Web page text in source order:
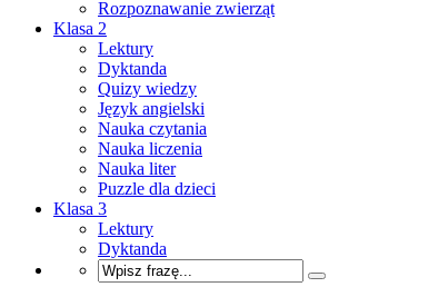
Rozpoznawanie zwierząt
Klasa 2
Lektury
Dyktanda
Quizy wiedzy
Język angielski
Nauka czytania
Nauka liczenia
Nauka liter
Puzzle dla dzieci
Klasa 3
Lektury
Dyktanda